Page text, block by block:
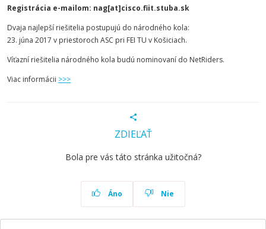
Registrácia e-mailom: nag[at]cisco.fiit.stuba.sk
Dvaja najlepší riešitelia postupujú do národného kola:
23. júna 2017 v priestoroch ASC pri FEI TU v Košiciach.
Víťazní riešitelia národného kola budú nominovaní do NetRiders.
Viac informácii >>>
ZDIEĽAŤ
Bola pre vás táto stránka užitočná?
Áno Nie